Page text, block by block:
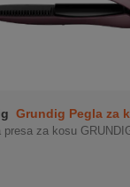
Grundig Pegla za
HS 63
presa za kosu